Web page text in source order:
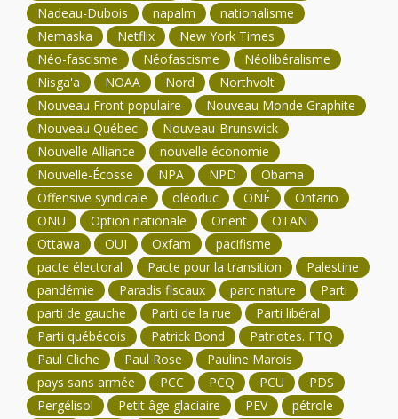
Nadeau-Dubois
napalm
nationalisme
Nemaska
Netflix
New York Times
Néo-fascisme
Néofascisme
Néolibéralisme
Nisga'a
NOAA Nord
Northvolt
Nouveau Front populaire
Nouveau Monde Graphite
Nouveau Québec
Nouveau-Brunswick
Nouvelle Alliance
nouvelle économie
Nouvelle-Écosse
NPA NPD
Obama
Offensive syndicale
oléoduc ONÉ
Ontario
ONU
Option nationale Orient
OTAN
Ottawa
OUI Oxfam
pacifisme
pacte électoral
Pacte pour la transition
Palestine
pandémie
Paradis fiscaux parc nature
Parti
parti de gauche
Parti de la rue
Parti libéral
Parti québécois
Patrick Bond
Patriotes. FTQ
Paul Cliche
Paul Rose
Pauline Marois
pays sans armée
PCC PCQ PCU
PDS
Pergélisol
Petit âge glaciaire PEV
pétrole